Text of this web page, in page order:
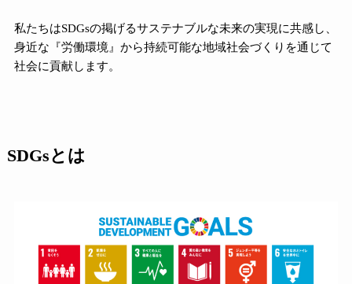
私たちはSDGsの掲げるサステナブルな未来の実現に共感し、
身近な『労働環境』から持続可能な地域社会づくりを通じて
社会に貢献します。
SDGsとは